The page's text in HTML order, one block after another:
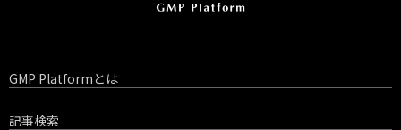
GMP Platformとは
記事検索